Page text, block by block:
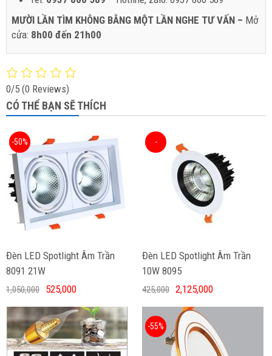
MƯỜI LẦN TÌM KHÔNG BẰNG MỘT LẦN NGHE TƯ VẤN – Mở
cửa: 8h00 đến 21h00
0/5 (0 Reviews)
CÓ THỂ BẠN SẼ THÍCH
Đèn LED Spotlight Âm Trần
8091 21W
-50%
1,050,000 525,000
Đèn LED Spotlight Âm Trần
10W 8095
-
425,000 2,125,000
-55%